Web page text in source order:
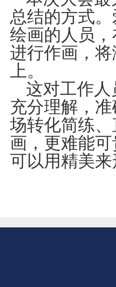
总结的方式
绘画的人员
进行作画，
上。
这对工作
充分理解，
场转化简练
画，更难能
可以用精美